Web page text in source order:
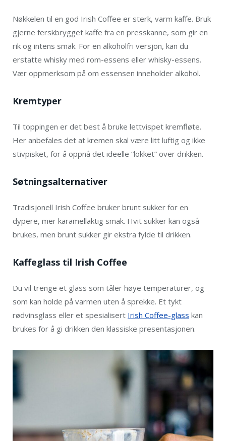
Nøkkelen til en god Irish Coffee er sterk, varm kaffe. Bruk
gjerne ferskbrygget kaffe fra en presskanne, som gir en
rik og intens smak. For en alkoholfri versjon, kan du
erstatte whisky med rom-essens eller whisky-essens.
Vær oppmerksom på om essensen inneholder alkohol.
Kremtyper
Til toppingen er det best å bruke lettvispet kremfløte.
Her anbefales det at kremen skal være litt luftig og ikke
stivpisket, for å oppnå det ideelle “lokket” over drikken.
Søtningsalternativer
Tradisjonell Irish Coffee bruker brunt sukker for en
dypere, mer karamellaktig smak. Hvit sukker kan også
brukes, men brunt sukker gir ekstra fylde til drikken.
Kaffeglass til Irish Coffee
Du vil trenge et glass som tåler høye temperaturer, og
som kan holde på varmen uten å sprekke. Et tykt
rødvinsglass eller et spesialisert Irish Coffee-glass kan
brukes for å gi drikken den klassiske presentasjonen.